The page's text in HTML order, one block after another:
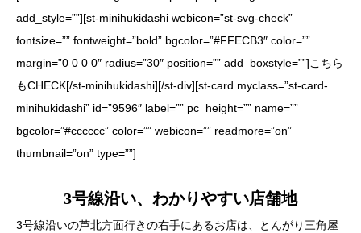
add_style=””][st-minihukidashi webicon=”st-svg-check”
fontsize=”” fontweight=”bold” bgcolor=”#FFECB3″ color=””
margin=”0 0 0 0″ radius=”30″ position=”” add_boxstyle=””]こちら
もCHECK[/st-minihukidashi][/st-div][st-card myclass=”st-card-
minihukidashi” id=”9596″ label=”” pc_height=”” name=””
bgcolor=”#cccccc” color=”” webicon=”” readmore=”on”
thumbnail=”on” type=””]
3号線沿い、わかりやすい店舗地
3号線沿いの芦北方面行きの右手にあるお店は、とんがり三角屋